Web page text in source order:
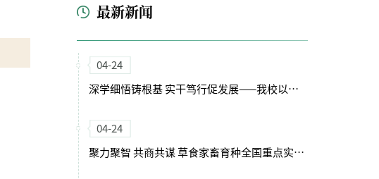
最新新闻
04-24
深学细悟铸根基 实干笃行促发展——我校以正确政绩观引领“十五五”开局新征程
04-24
聚力聚智 共商共谋 草食家畜育种全国重点实验室（筹）学术委员会会议召开